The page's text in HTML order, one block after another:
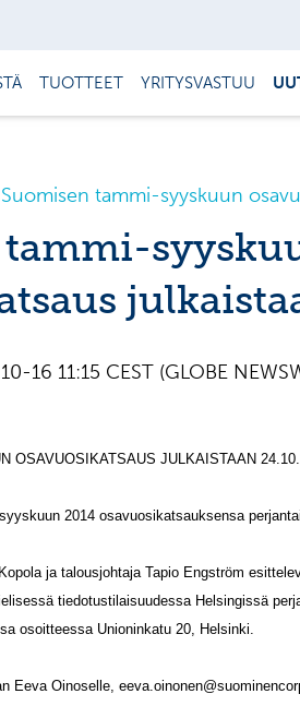
TUOTTEET YRITYSVASTUU
Suomisen tammi-syyskuun
16 11:15 CEST (GLOBE
OSAVUOSIKATSAUS JULKAISTAAN
2014 osavuosikatsauksensa
ja talousjohtaja Tapio Engström
tiedotustilaisuudessa Helsingissä
osoitteessa Unioninkatu 20, Helsinki.
Eeva Oinoselle,